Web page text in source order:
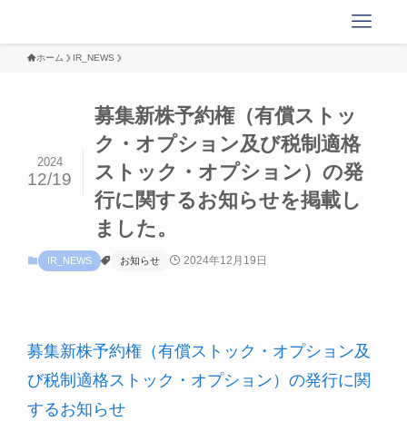
ホーム IR_NEWS
募集新株予約権（有償ストッ
ク・オプション及び税制適格
ストック・オプション）の発
行に関するお知らせを掲載し
ました。
2024
12/19
IR_NEWS お知らせ 2024年12月19日
募集新株予約権（有償ストック・オプション及
び税制適格ストック・オプション）の発行に関
するお知らせ